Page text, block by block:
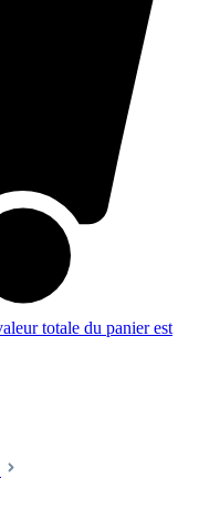
totale du panier est